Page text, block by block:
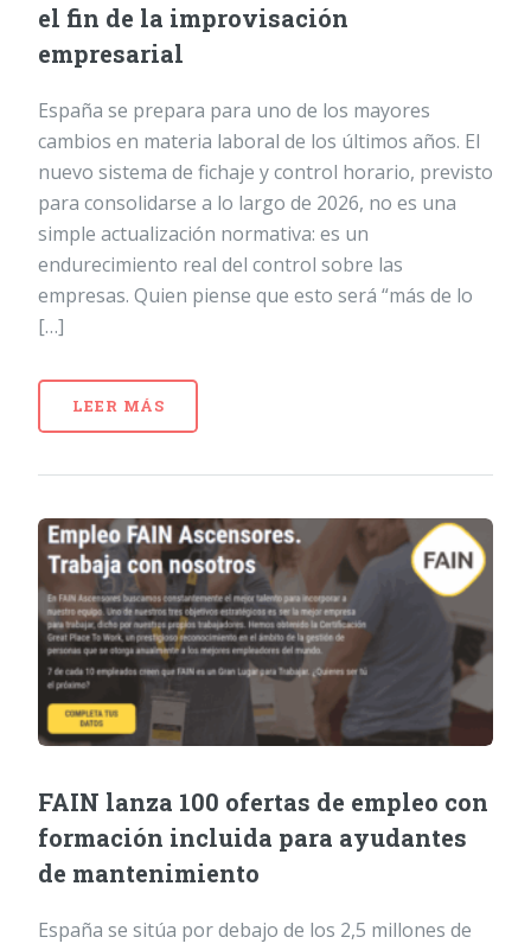
el fin de la improvisación
empresarial
España se prepara para uno de los mayores
cambios en materia laboral de los últimos años. El
nuevo sistema de fichaje y control horario, previsto
para consolidarse a lo largo de 2026, no es una
simple actualización normativa: es un
endurecimiento real del control sobre las
empresas. Quien piense que esto será “más de lo
[…]
LEER MÁS
FAIN lanza 100 ofertas de empleo con
formación incluida para ayudantes
de mantenimiento
España se sitúa por debajo de los 2,5 millones de